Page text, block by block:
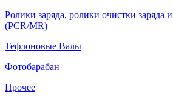
Ролики заряда, ролики очистки заряда
(PCR/MR)
Тефлоновые Валы
Фотобарабан
Прочее